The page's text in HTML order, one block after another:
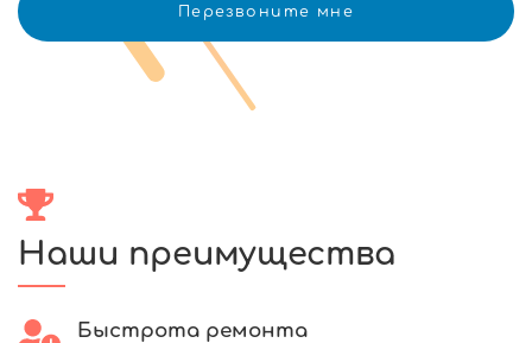
Наши преимущества
Быстрота ремонта